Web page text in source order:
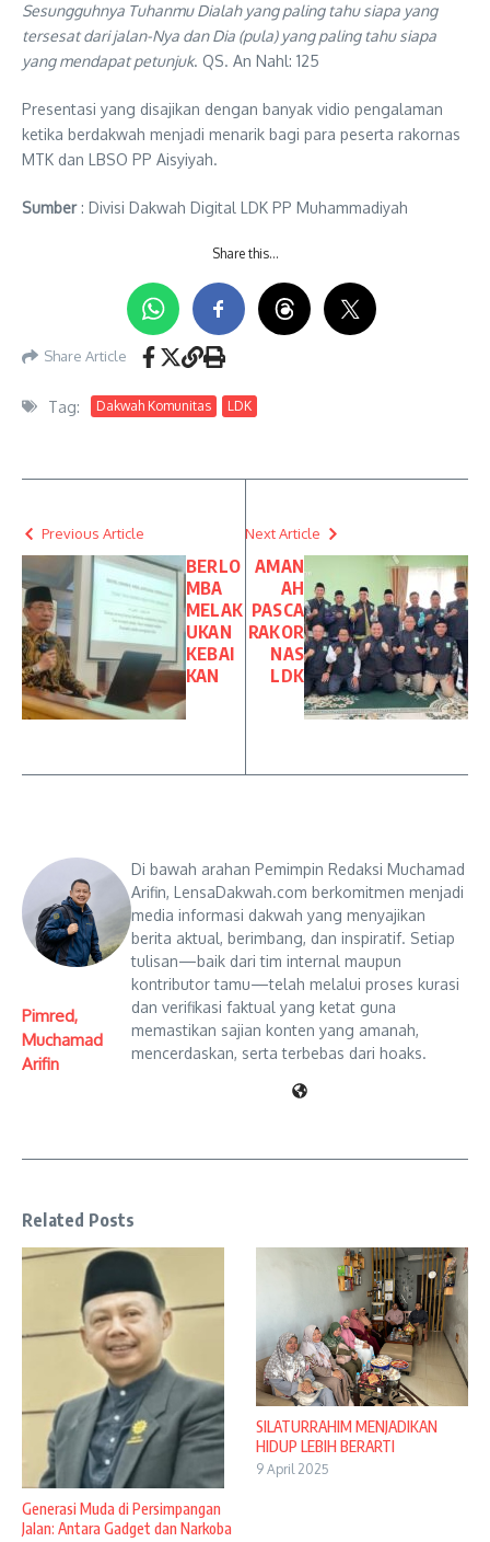
Sesungguhnya Tuhanmu Dialah yang paling tahu siapa yang
tersesat dari jalan-Nya dan Dia (pula) yang paling tahu siapa
yang mendapat petunjuk. QS. An Nahl: 125
Presentasi yang disajikan dengan banyak vidio pengalaman
ketika berdakwah menjadi menarik bagi para peserta rakornas
MTK dan LBSO PP Aisyiyah.
Sumber: Divisi Dakwah Digital LDK PP Muhammadiyah
Share this…
Share Article
Tag: Dakwah Komunitas LDK
Previous Article
BERLO
MBA
MELAK
UKAN
KEBAI
KAN
Next Article
AMAN
AH
PASCA
RAKOR
NAS
LDK
Pimred,
Muchamad
Arifin
Di bawah arahan Pemimpin Redaksi Muchamad
Arifin, LensaDakwah.com berkomitmen menjadi
media informasi dakwah yang menyajikan
berita aktual, berimbang, dan inspiratif. Setiap
tulisan—baik dari tim internal maupun
kontributor tamu—telah melalui proses kurasi
dan verifikasi faktual yang ketat guna
memastikan sajian konten yang amanah,
mencerdaskan, serta terbebas dari hoaks.
Related Posts
Generasi Muda di Persimpangan
Jalan: Antara Gadget dan Narkoba
SILATURRAHIM MENJADIKAN
HIDUP LEBIH BERARTI
9 April 2025